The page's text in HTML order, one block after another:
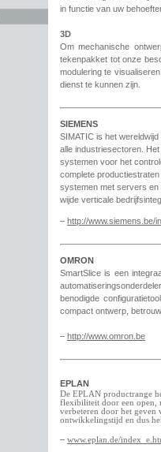
in functie van uw
3D
Om mechanische
tekenpakket tot onze
modulering te
dienst te kunnen zijn.
SIEMENS
SIMATIC is het
alle industriesectoren.
systemen voor het
complete
systemen met servers en
wijde verticale
– http://www.siemens.be/
OMRON
SmartSlice is een
benodigde
compact ontwerp,
– http://www.omron.be
EPLAN
De EPLAN productrange
flexibiliteit door een open,
verbeteren door het geven
ontwikkelingstijd en dus
– www.eplan.de/